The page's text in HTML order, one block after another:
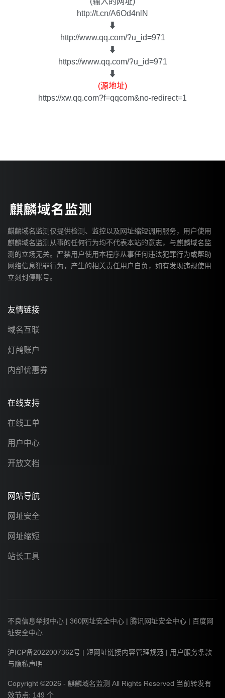
http://t.cn/A6Od4nlN
⬇
http://www.qq.com/?u_id=971
⬇
https://www.qq.com/?u_id=971
⬇
(源地址)
https://xw.qq.com?f=qqcom&no-redirect=1
麒麟域名监测仅提供检测、监控以及网址缩短调用服务，用户使用
麒麟域名监测从事的任何行为均不代表本站的意志，与麒麟域名监
测的立场无关。严禁用户使用本程序从事任何违法犯罪行为或帮助
网络信息犯罪行为，产生的相关责任用户自负，如有发现违规使用
立刻封停账号。
友情链接
域名互联
灯鸬账户
内部优惠券
在线支持
在线工单
用户中心
开放文档
网站导航
网址安全
网址缩短
站长工具
不良信息举报中心 | 360网址安全中心 | 腾讯网址安全中心 | 百度网
址安全中心
沪ICP备2022007362号 | 短网址链接内容管理规范 | 用户服务条款
与隐私声明
Copyright ©2026 - 麒麟域名监测 All Rights Reserved 当前转发有
效节点: 149 个